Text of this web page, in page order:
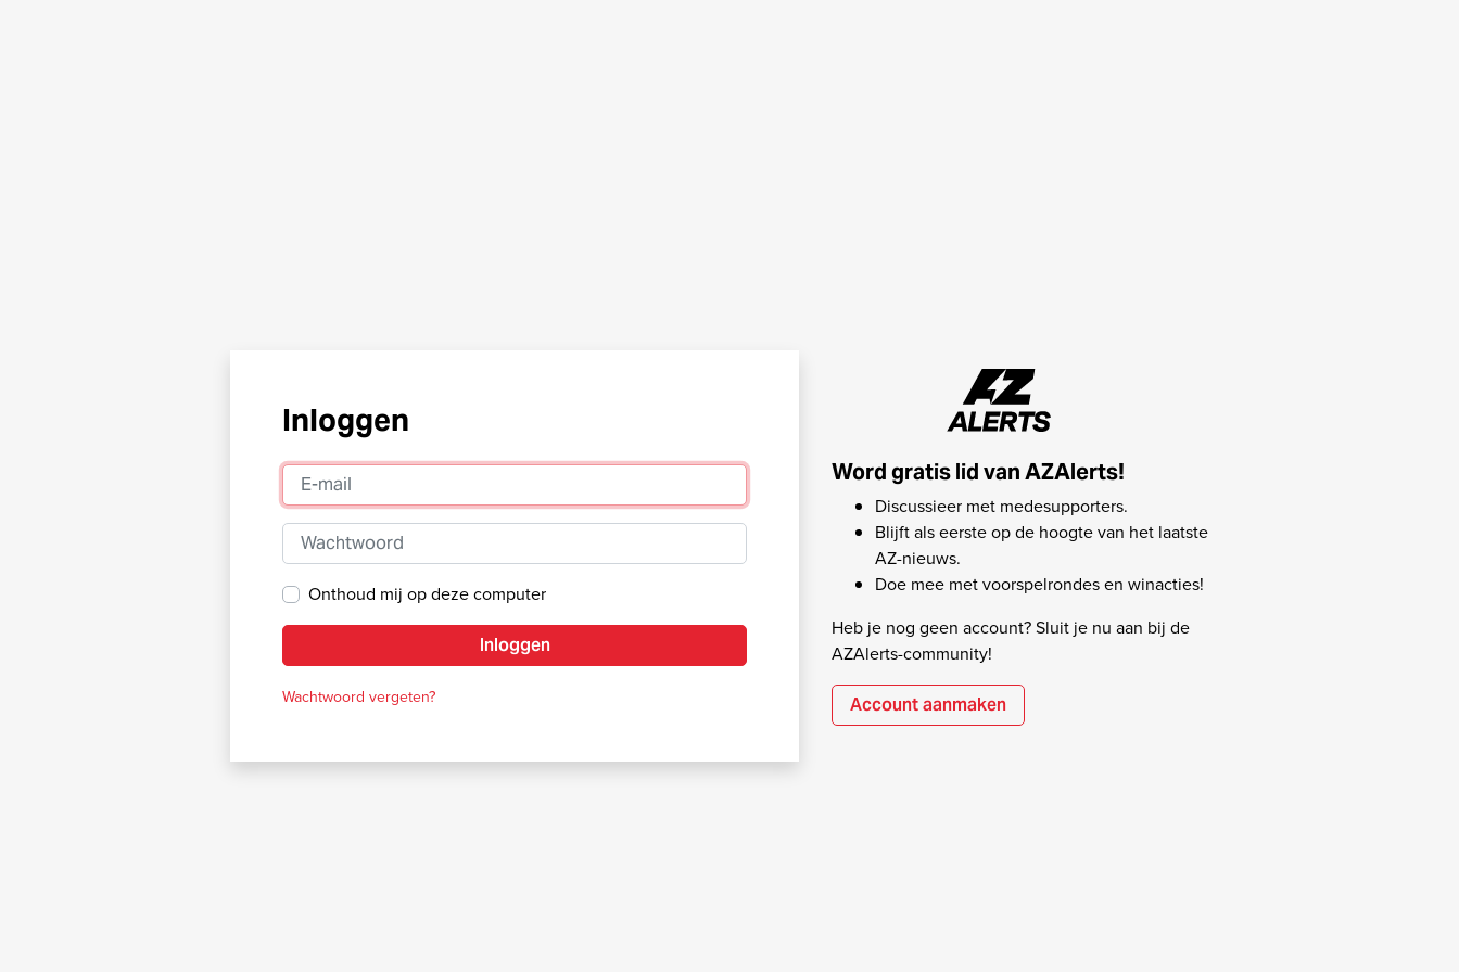
Inloggen
E-mail
Wachtwoord
Onthoud mij op deze computer
Inloggen
Wachtwoord vergeten?
Word gratis lid van AZAlerts!
Discussieer met medesupporters.
Blijft als eerste op de hoogte van het laatste
AZ-nieuws.
Doe mee met voorspelrondes en winacties!
Heb je nog geen account? Sluit je nu aan bij de
AZAlerts-community!
Account aanmaken